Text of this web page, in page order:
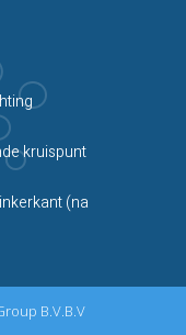
kruispunt
(na
B.V.B.V